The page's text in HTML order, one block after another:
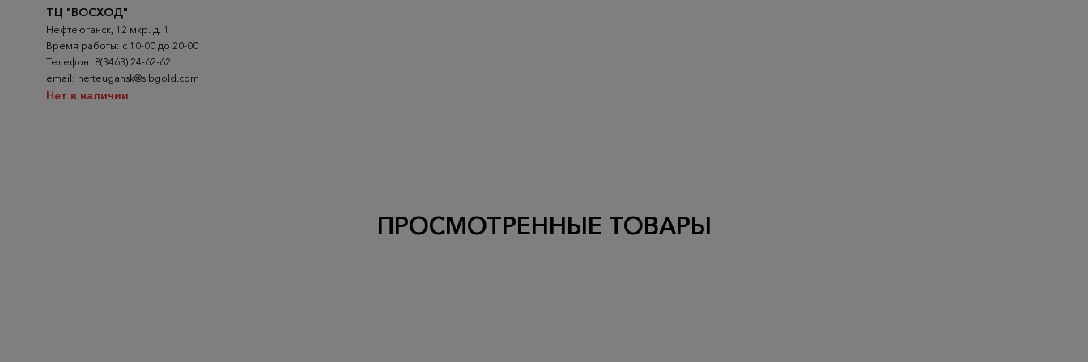
ТЦ "ВОСХОД"
Нефтеюганск, 12 мкр. д. 1
Время работы: с 10-00 до 20-00
Телефон: 8(3463) 24-62-62
email: nefteugansk@sibgold.com
Нет в наличии
ПРОСМОТРЕННЫЕ ТОВАРЫ